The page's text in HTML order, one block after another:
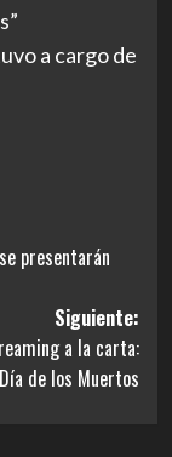
a cargo de
presentarán
Siguiente:
a la carta:
de los Muertos